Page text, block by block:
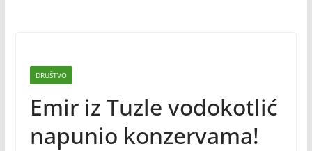
DRUŠTVO
Emir iz Tuzle vodokotlić
napunio konzervama!